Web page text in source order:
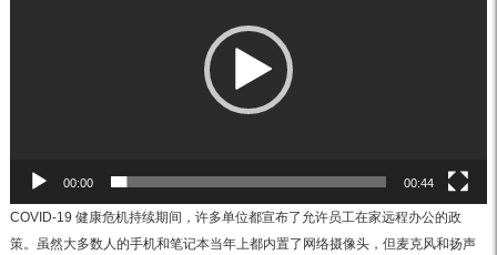
00:00 00:44
COVID-19 健康危机持续期间，许多单位都宣布了允许员工在家远程办公的政
策。虽然大多数人的手机和笔记本当年上都内置了网络摄像头，但麦克风和扬声